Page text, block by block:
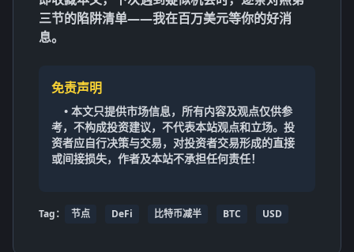
三节的陷阱清单——我在百万美元等你的好消
息。
免责声明
• 本文只提供市场信息，所有内容及观点仅供参
考，不构成投资建议，不代表本站观点和立场。投
资者应自行决策与交易，对投资者交易形成的直接
或间接损失，作者及本站不承担任何责任！
Tag： 节点 DeFi 比特币减半 BTC USD